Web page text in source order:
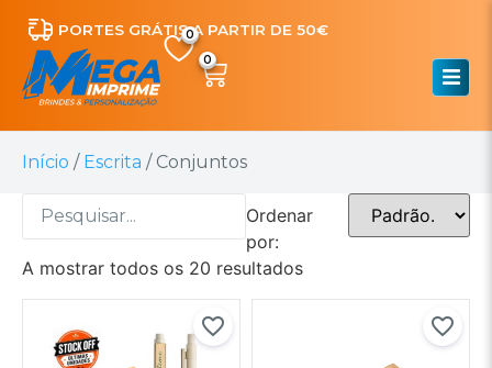
PORTES GRÁTIS A PARTIR DE 50€
0
Início / Escrita / Conjuntos
Ordenar
por:
A mostrar todos os 20 resultados